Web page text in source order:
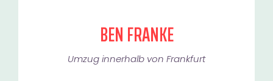
BEN FRANKE
Umzug innerhalb von Frankfurt​